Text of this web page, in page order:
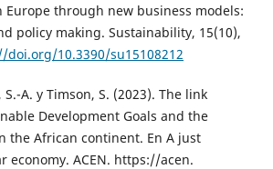
Europe through new business models:
policy making. Sustainability, 15(10),
doi.org/10.3390/su15108212
A. y Timson, S. (2023). The link
Development Goals and the
the African continent. En A just
economy. ACEN. https://acen.